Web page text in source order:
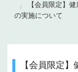
【会員限定】
の実施について
【会員限定